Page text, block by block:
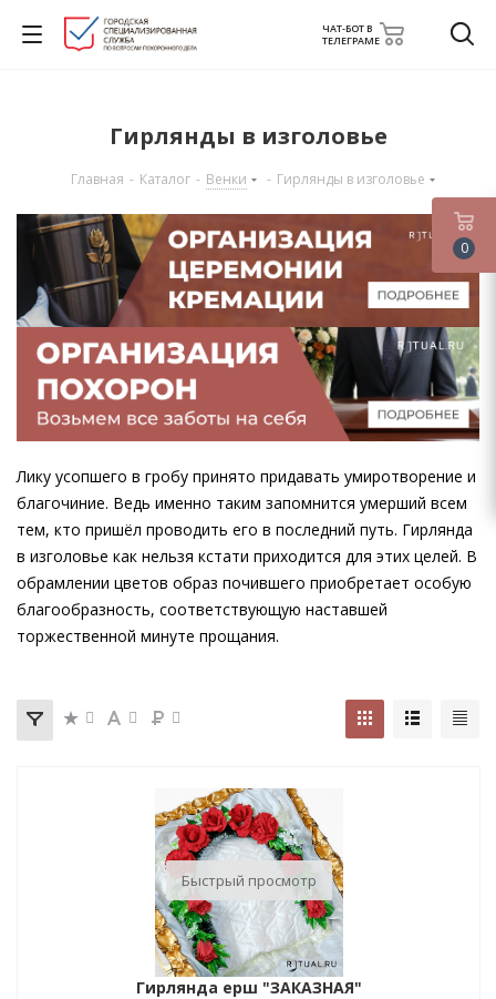
ЧАТ-БОТ В
ТЕЛЕГРАМЕ
Гирлянды в изголовье
Главная - Каталог - Венки - Гирлянды в изголовье
Лику усопшего в гробу принято придавать умиротворение и
благочиние. Ведь именно таким запомнится умерший всем
тем, кто пришёл проводить его в последний путь. Гирлянда
в изголовье как нельзя кстати приходится для этих целей. В
обрамлении цветов образ почившего приобретает особую
благообразность, соответствующую наставшей
торжественной минуте прощания.
Быстрый просмотр
Гирлянда ерш "ЗАКАЗНАЯ"
0